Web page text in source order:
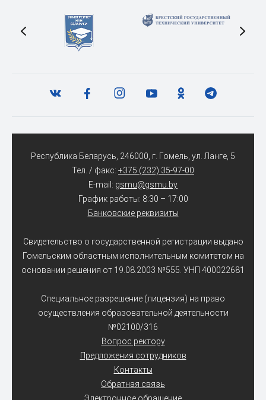
Республика Беларусь, 246000, г. Гомель, ул. Ланге, 5
Тел. / факс: +375 (232) 35-97-00
E-mail: gsmu@gsmu.by
График работы: 8:30 – 17:00
Банковские реквизиты
Свидетельство о государственной регистрации выдано
Гомельским областным исполнительным комитетом на
основании решения от 19.08.2003 №555. УНП 400022681
Специальное разрешение (лицензия) на право
осуществления образовательной деятельности
№02100/316
Вопрос ректору
Предложения сотрудников
Контакты
Обратная связь